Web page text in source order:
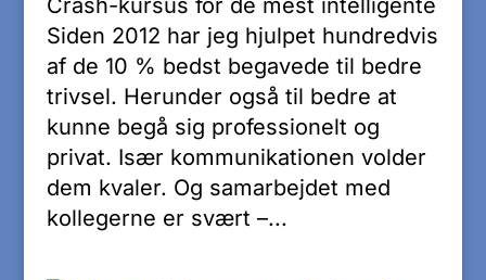
Crash-kursus for de mest intelligente
Siden 2012 har jeg hjulpet hundredvis
af de 10 % bedst begavede til bedre
trivsel. Herunder også til bedre at
kunne begå sig professionelt og
privat. Især kommunikationen volder
dem kvaler. Og samarbejdet med
kollegerne er svært –...